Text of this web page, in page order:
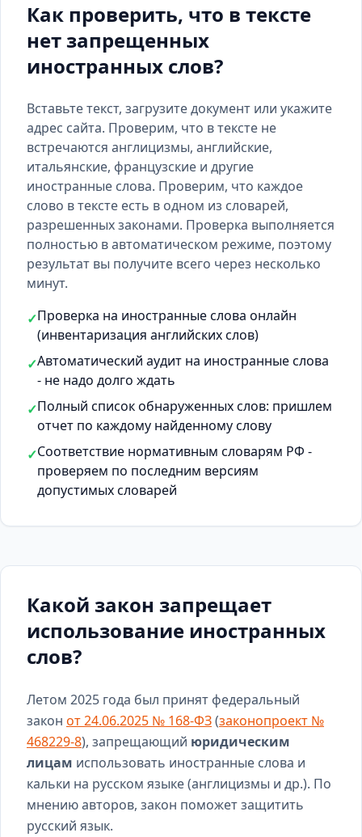
Как проверить, что в тексте
нет запрещенных
иностранных слов?
Вставьте текст, загрузите документ или укажите
адрес сайта. Проверим, что в тексте не
встречаются англицизмы, английские,
итальянские, французские и другие
иностранные слова. Проверим, что каждое
слово в тексте есть в одном из словарей,
разрешенных законами. Проверка выполняется
полностью в автоматическом режиме, поэтому
результат вы получите всего через несколько
минут.
✓Проверка на иностранные слова онлайн
(инвентаризация английских слов)
✓Автоматический аудит на иностранные слова
- не надо долго ждать
✓Полный список обнаруженных слов: пришлем
отчет по каждому найденному слову
✓Соответствие нормативным словарям РФ -
проверяем по последним версиям
допустимых словарей
Какой закон запрещает
использование иностранных
слов?
Летом 2025 года был принят федеральный
закон от 24.06.2025 № 168-ФЗ(законопроект №
468229-8), запрещающий юридическим
лицам использовать иностранные слова и
кальки на русском языке (англицизмы и др.). По
мнению авторов, закон поможет защитить
русский язык.